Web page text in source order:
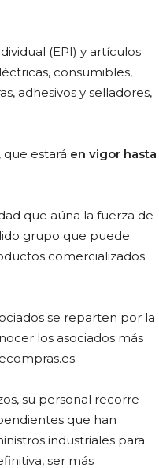
(EPI) y artículos
consumibles,
adhesivos y selladores,
estará en vigor hasta
que aúna la fuerza de
grupo que puede
comercializados
se reparten por la
los asociados más
su personal recorre
que han
industriales para
ser más